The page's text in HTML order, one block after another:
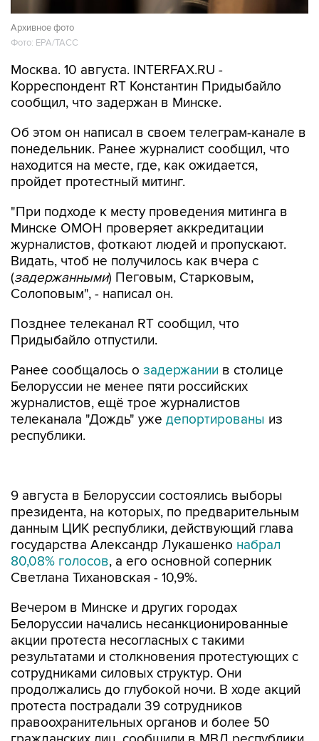
Архивное фото
Фото: ЕРА/ТАСС
Москва. 10 августа. INTERFAX.RU -
Корреспондент RT Константин Придыбайло
сообщил, что задержан в Минске.
Об этом он написал в своем телеграм-канале в
понедельник. Ранее журналист сообщил, что
находится на месте, где, как ожидается,
пройдет протестный митинг.
"При подходе к месту проведения митинга в
Минске ОМОН проверяет аккредитации
журналистов, фоткают людей и пропускают.
Видать, чтоб не получилось как вчера с
(задержанными) Пеговым, Старковым,
Солоповым", - написал он.
Позднее телеканал RT сообщил, что
Придыбайло отпустили.
Ранее сообщалось о задержании в столице
Белоруссии не менее пяти российских
журналистов, ещё трое журналистов
телеканала "Дождь" уже депортированы из
республики.
данным ЦИК республики, действующий глава
государства Александр Лукашенконабрал
80,08% голосов, а его основной соперник
Светлана Тихановская - 10,9%.
Вечером в Минске и других городах
акции протеста несогласных с такими
результатами и столкновения протестующих с
сотрудниками силовых структур. Они
продолжались до глубокой ночи. В ходе акций
протеста пострадали 39 сотрудников
правоохранительных органов и более 50
гражданских лиц, сообщили в МВД республики.